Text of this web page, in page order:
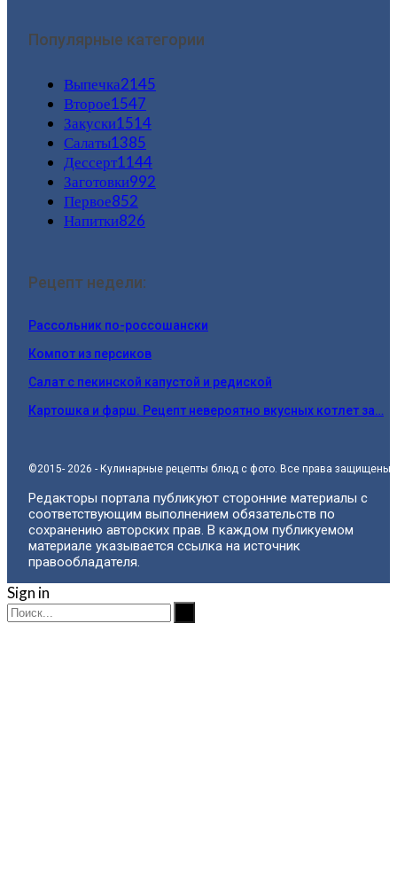
Популярные категории
Выпечка2145
Второе1547
Закуски1514
Салаты1385
Дессерт1144
Заготовки992
Первое852
Напитки826
Рецепт недели:
Рассольник по-россошански
Компот из персиков
Салат с пекинской капустой и редиской
Картошка и фарш. Рецепт невероятно вкусных котлет за…
©2015- 2026 - Кулинарные рецепты блюд с фото. Все права защищены.
Редакторы портала публикуют сторонние материалы с
соответствующим выполнением обязательств по
сохранению авторских прав. В каждом публикуемом
материале указывается ссылка на источник
правообладателя.
Sign in